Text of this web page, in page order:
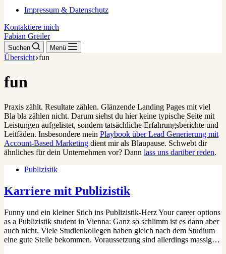
Impressum & Datenschutz
Kontaktiere mich
Fabian Greiler
Suchen Menü
Übersicht fun
fun
Praxis zählt. Resultate zählen. Glänzende Landing Pages mit viel
Bla bla zählen nicht. Darum siehst du hier keine typische Seite mit
Leistungen aufgelistet, sondern tatsächliche Erfahrungsberichte und
Leitfäden. Insbesondere mein Playbook über Lead Generierung mit
Account-Based Marketing dient mir als Blaupause. Schwebt dir
ähnliches für dein Unternehmen vor? Dann lass uns darüber reden.
Publizistik
Karriere mit Publizistik
Funny und ein kleiner Stich ins Publizistik-Herz Your career options
as a Publizistik student in Vienna: Ganz so schlimm ist es dann aber
auch nicht. Viele Studienkollegen haben gleich nach dem Studium
eine gute Stelle bekommen. Voraussetzung sind allerdings massig…